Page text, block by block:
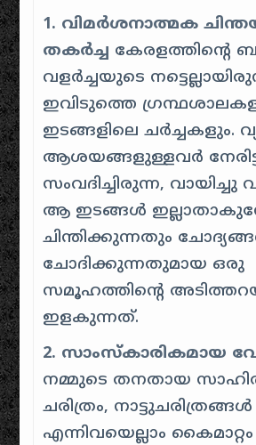
1. വിമർശനാത്മക
തകർച്ച കേരളത്തിന്റെ
വളർച്ചയുടെ
ഇവിടുത്തെ
ഇടങ്ങളിലെ ചർച്ചകളും.
ആശയങ്ങളുള്ളവർ
സംവദിച്ചിരുന്ന, വായിച്ചു
ആ ഇടങ്ങൾ
ചിന്തിക്കുന്നതും
ചോദിക്കുന്നതുമായ ഒരു
സമൂഹത്തിന്റെ
ഇളകുന്നത്.
2. സാംസ്കാരികമായ
നമ്മുടെ തനതായ
ചരിത്രം, നാട്ടുചരിത്രങ്ങൾ
എന്നിവയെല്ലാം കൈമാറ്റം